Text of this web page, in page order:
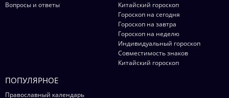
Вопросы и ответы
Китайский гороскоп
Гороскоп на сегодня
Гороскоп на завтра
Гороскоп на неделю
Индивидуальный гороскоп
Совместимость знаков
Китайский гороскоп
ПОПУЛЯРНОЕ
Православный календарь